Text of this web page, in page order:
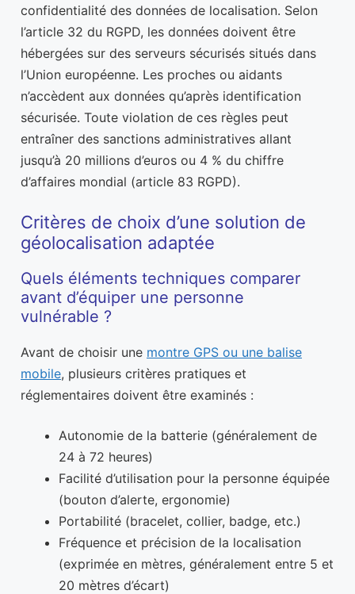
confidentialité des données de localisation. Selon
l’article 32 du RGPD, les données doivent être
hébergées sur des serveurs sécurisés situés dans
l’Union européenne. Les proches ou aidants
n’accèdent aux données qu’après identification
sécurisée. Toute violation de ces règles peut
entraîner des sanctions administratives allant
jusqu’à 20 millions d’euros ou 4 % du chiffre
d’affaires mondial (article 83 RGPD).
Critères de choix d’une solution de
géolocalisation adaptée
Quels éléments techniques comparer
avant d’équiper une personne
vulnérable ?
Avant de choisir une montre GPS ou une balise
mobile, plusieurs critères pratiques et
réglementaires doivent être examinés :
Autonomie de la batterie (généralement de
24 à 72 heures)
Facilité d’utilisation pour la personne équipée
(bouton d’alerte, ergonomie)
Portabilité (bracelet, collier, badge, etc.)
Fréquence et précision de la localisation
(exprimée en mètres, généralement entre 5 et
20 mètres d’écart)